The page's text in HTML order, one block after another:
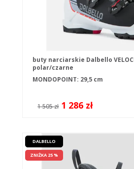
buty narciarskie Dalbello
polar/czarne
MONDOPOINT: 29,5 cm
1 505 zł 1 286 zł
DALBELLO
ZNIŻKA 25 %